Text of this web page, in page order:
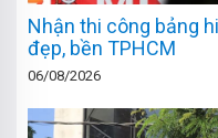
Nhận thi công bảng
đẹp, bền TPHCM
06/08/2026